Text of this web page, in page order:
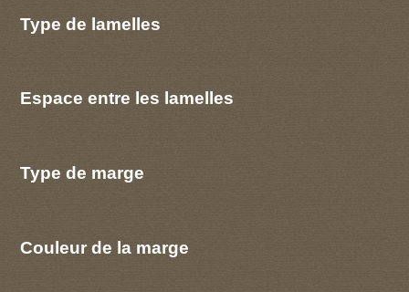
Type de lamelles
Espace entre les lamelles
Type de marge
Couleur de la marge